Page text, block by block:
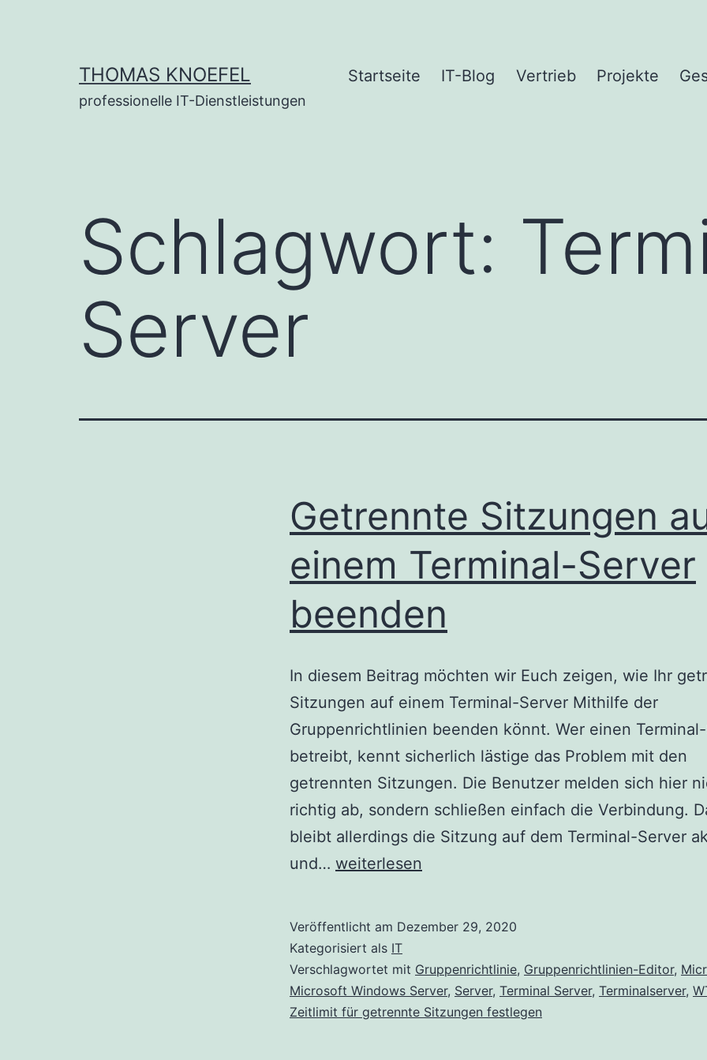
THOMAS KNOEFEL
professionelle IT-Dienstleistungen
Startseite IT-Blog Vertrieb Projekte
Schlagwort:
Server
Getrennte Sitzungen
einem Terminal-Server
beenden
In diesem Beitrag möchten wir Euch zeigen, wie Ihr
Sitzungen auf einem Terminal-Server Mithilfe der
Gruppenrichtlinien beenden könnt. Wer einen
betreibt, kennt sicherlich lästige das Problem mit den
getrennten Sitzungen. Die Benutzer melden sich hier
richtig ab, sondern schließen einfach die Verbindung.
bleibt allerdings die Sitzung auf dem Terminal-Server
und… Getrennte
einem
Terminal-
Server
beenden
weiterlesen
Veröffentlicht am Dezember 29, 2020
Kategorisiert als IT
Verschlagwortet mit Gruppenrichtlinie, Gruppenrichtlinien-Editor,
Microsoft Windows Server, Server, Terminal Server, Terminalserver,
Zeitlimit für getrennte Sitzungen festlegen